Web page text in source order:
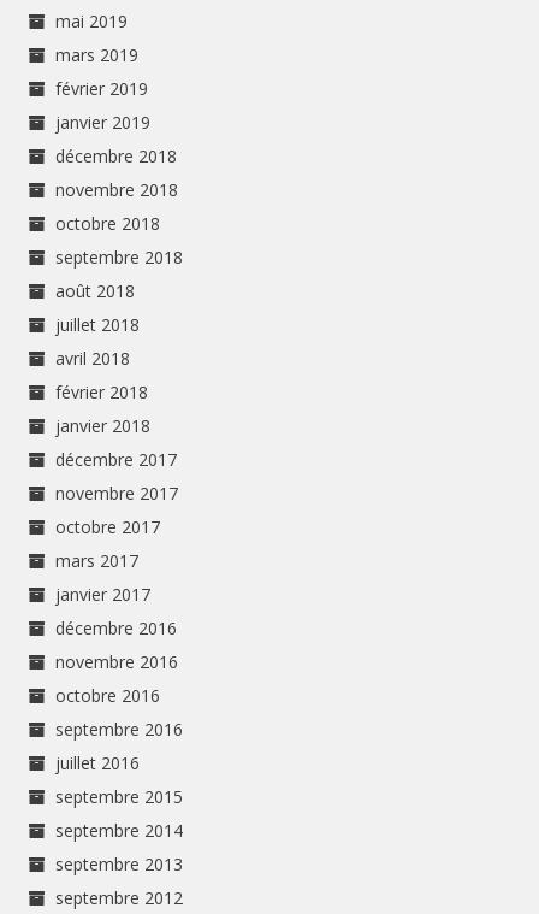
mai 2019
mars 2019
février 2019
janvier 2019
décembre 2018
novembre 2018
octobre 2018
septembre 2018
août 2018
juillet 2018
avril 2018
février 2018
janvier 2018
décembre 2017
novembre 2017
octobre 2017
mars 2017
janvier 2017
décembre 2016
novembre 2016
octobre 2016
septembre 2016
juillet 2016
septembre 2015
septembre 2014
septembre 2013
septembre 2012